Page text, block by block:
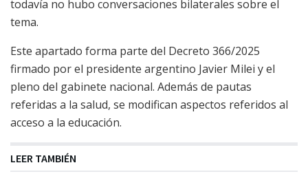
todavía no hubo conversaciones bilaterales sobre el
tema.
Este apartado forma parte del Decreto 366/2025
firmado por el presidente argentino Javier Milei y el
pleno del gabinete nacional. Además de pautas
referidas a la salud, se modifican aspectos referidos al
acceso a la educación.
LEER TAMBIÉN